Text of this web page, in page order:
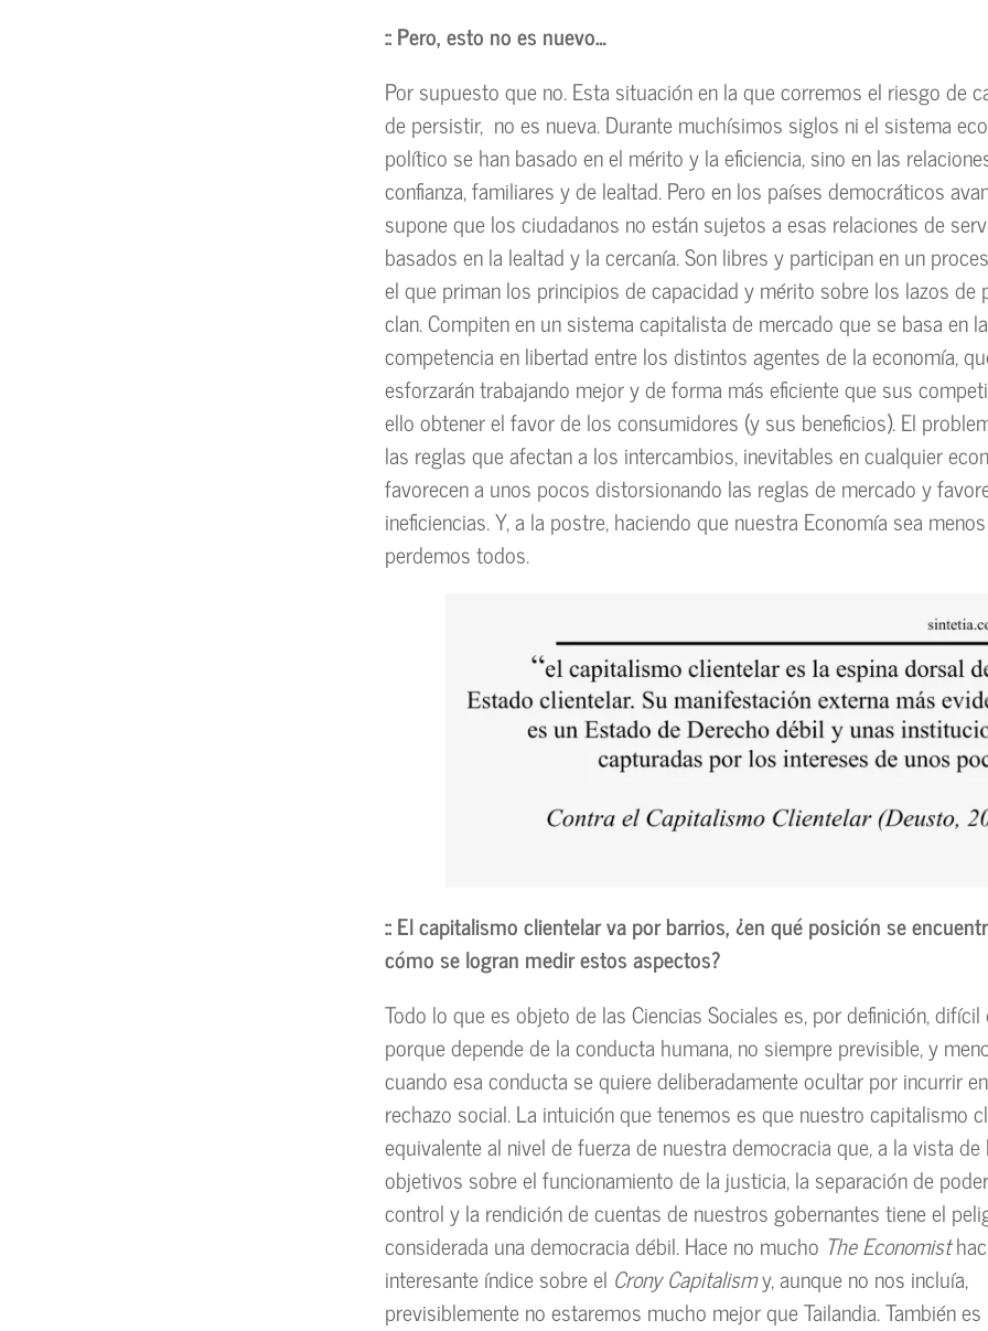
:: Pero, esto no es nuevo…
Por supuesto que no. Esta situación en la que corremos el riesgo de
de persistir, no es nueva. Durante muchísimos siglos ni el sistema
político se han basado en el mérito y la eficiencia, sino en las
confianza, familiares y de lealtad. Pero en los países democráticos
supone que los ciudadanos no están sujetos a esas relaciones de
basados en la lealtad y la cercanía. Son libres y participan en un
el que priman los principios de capacidad y mérito sobre los lazos de
clan. Compiten en un sistema capitalista de mercado que se basa en la
competencia en libertad entre los distintos agentes de la economía,
esforzarán trabajando mejor y de forma más eficiente que sus
ello obtener el favor de los consumidores (y sus beneficios). El
las reglas que afectan a los intercambios, inevitables en cualquier
favorecen a unos pocos distorsionando las reglas de mercado y
ineficiencias. Y, a la postre, haciendo que nuestra Economía sea
perdemos todos.
:: El capitalismo clientelar va por barrios, ¿en qué posición se
cómo se logran medir estos aspectos?
Todo lo que es objeto de las Ciencias Sociales es, por definición, difícil
porque depende de la conducta humana, no siempre previsible, y
cuando esa conducta se quiere deliberadamente ocultar por incurrir
rechazo social. La intuición que tenemos es que nuestro capitalismo
equivalente al nivel de fuerza de nuestra democracia que, a la vista
objetivos sobre el funcionamiento de la justicia, la separación de
control y la rendición de cuentas de nuestros gobernantes tiene el
considerada una democracia débil. Hace no mucho The Economist
interesante índice sobre el Crony Capitalismy, aunque no nos incluía,
previsiblemente no estaremos mucho mejor que Tailandia. También